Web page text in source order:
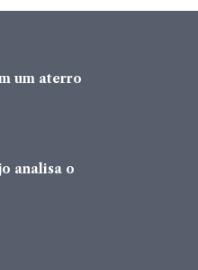
um aterro
analisa o